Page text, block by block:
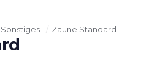
Sonstiges / Zäune Standard